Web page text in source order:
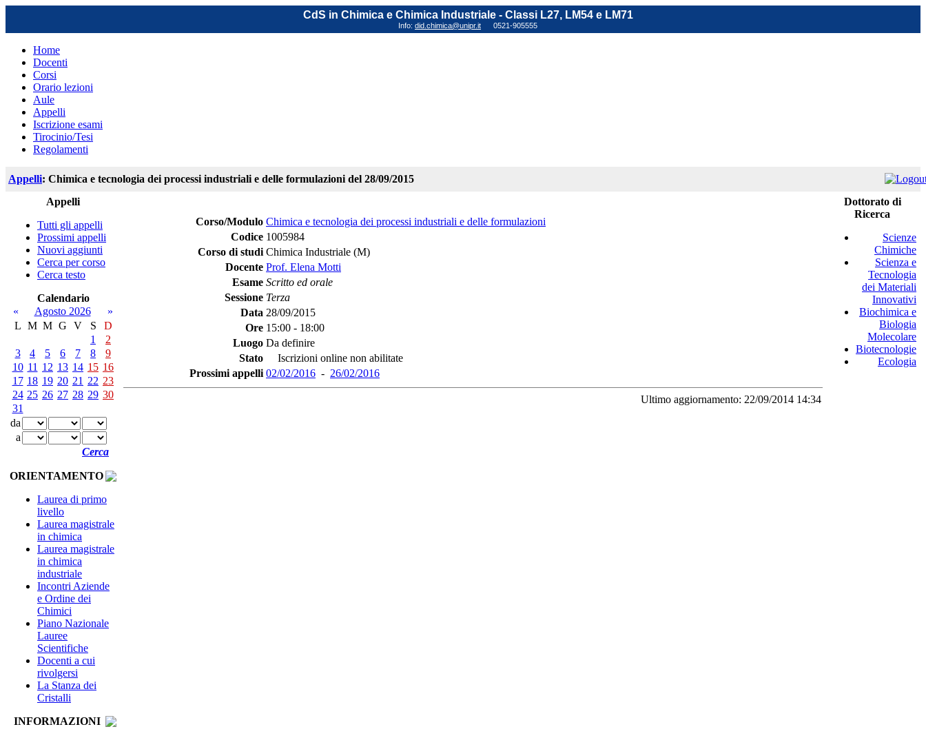
CdS in Chimica e Chimica Industriale - Classi L27, LM54 e LM71
Info: did.chimica@unipr.it 0521-905555
Home
Docenti
Corsi
Orario lezioni
Aule
Appelli
Iscrizione esami
Tirocinio/Tesi
Regolamenti
Appelli: Chimica e tecnologia dei processi industriali e delle formulazioni del 28/09/2015
Appelli
Tutti gli appelli
Prossimi appelli
Nuovi aggiunti
Cerca per corso
Cerca testo
Calendario
«
Agosto 2026
»
L M M G V S
D
1
2
3
4 5 6 7 8
9
10 11 12 13 14 15 16
17 18 19 20 21 22 23
24 25 26 27 28 29 30
31
da
a
Cerca
ORIENTAMENTO
Laurea di primo
livello
Laurea magistrale
in chimica
Laurea magistrale
in chimica
industriale
Incontri Aziende
e Ordine dei
Chimici
Piano Nazionale
Lauree
Scientifiche
Docenti a cui
rivolgersi
La Stanza dei
Cristalli
INFORMAZIONI
Corso/Modulo Chimica e tecnologia dei processi industriali e delle formulazioni
Codice 1005984
Corso di studi Chimica Industriale (M)
Docente Prof. Elena Motti
Esame Scritto ed orale
Sessione Terza
Data 28/09/2015
Ore 15:00 - 18:00
Luogo Da definire
Stato
Iscrizioni online non abilitate
Prossimi appelli 02/02/2016 - 26/02/2016
Ultimo aggiornamento: 22/09/2014 14:34
Dottorato di
Ricerca
Scienze
Chimiche
Scienza e
Tecnologia
dei Materiali
Innovativi
Biochimica e
Biologia
Molecolare
Biotecnologie
Ecologia